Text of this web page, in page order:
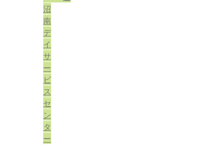
沼
南
デ
イ
サ
ー
ビ
ス
セ
ン
タ
ー